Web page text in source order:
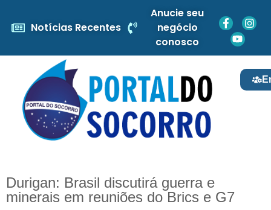
Notícias Recentes
Anucie seu
negócio
conosco
Durigan: Brasil discutirá guerra e
minerais em reuniões do Brics e G7